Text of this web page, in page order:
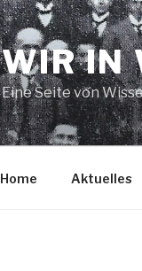
WIR IN
Eine Seite von
Home Aktuelles